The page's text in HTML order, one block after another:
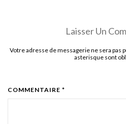
Laisser Un
Votre adresse de messagerie ne sera pas
asterisque sont
COMMENTAIRE *